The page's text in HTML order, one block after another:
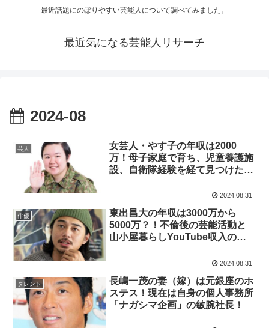
最近話題にのぼりやすい芸能人について調べてみました。
最近気になる芸能人リサーチ
2024-08
芸人
女芸人・やす子の年収は2000
万！母子家庭で育ち、児童養護施
設、自衛隊経験を経て見つけた居
2024.08.31
俳優
東出昌大の年収は3000万から
5000万？！不倫後の芸能活動と
山小屋暮らしYouTube収入の実
2024.08.31
タレント
長嶋一茂の妻（嫁）は元銀座のホ
ステス！現在は自身の個人事務所
「ナガシマ企画」の敏腕社長！